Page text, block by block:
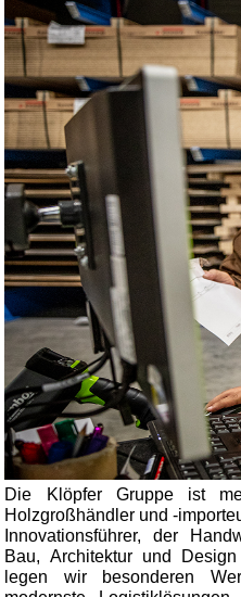
Die Klöpfer Gruppe ist
Holzgroßhändler und -
Innovationsführer, der
Bau, Architektur und
legen wir besonderen